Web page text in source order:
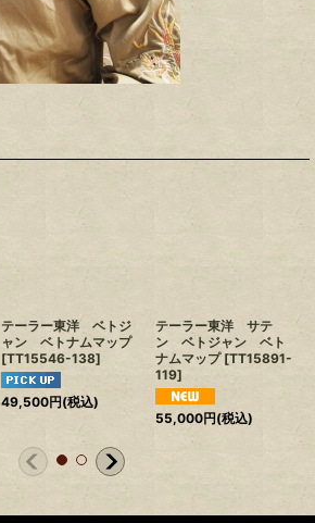
テーラー東洋 ベトジ
ャン ベトナムマップ
[TT15546-138]
49,500円(税込)
テーラー東洋 サテ
ン ベトジャン ベト
ナムマップ [TT15891-
119]
55,000円(税込)